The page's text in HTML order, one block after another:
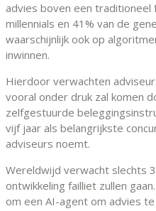
advies boven een traditioneel
millennials en 41% van de
waarschijnlijk ook op
inwinnen.
Hierdoor verwachten
vooral onder druk zal komen
zelfgestuurde
vijf jaar als belangrijkste
adviseurs noemt.
Wereldwijd verwacht slechts
ontwikkeling failliet zullen
om een AI-agent om advies